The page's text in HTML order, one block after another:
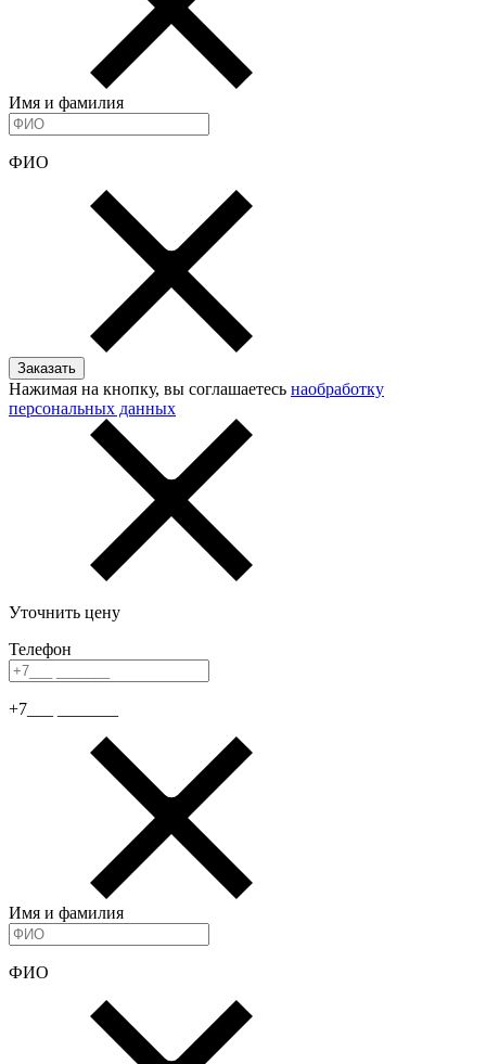
Имя и фамилия
ФИО
Нажимая на кнопку, вы соглашаетесь наобработку
персональных данных
Уточнить цену
Телефон
+7___ _______
Имя и фамилия
ФИО